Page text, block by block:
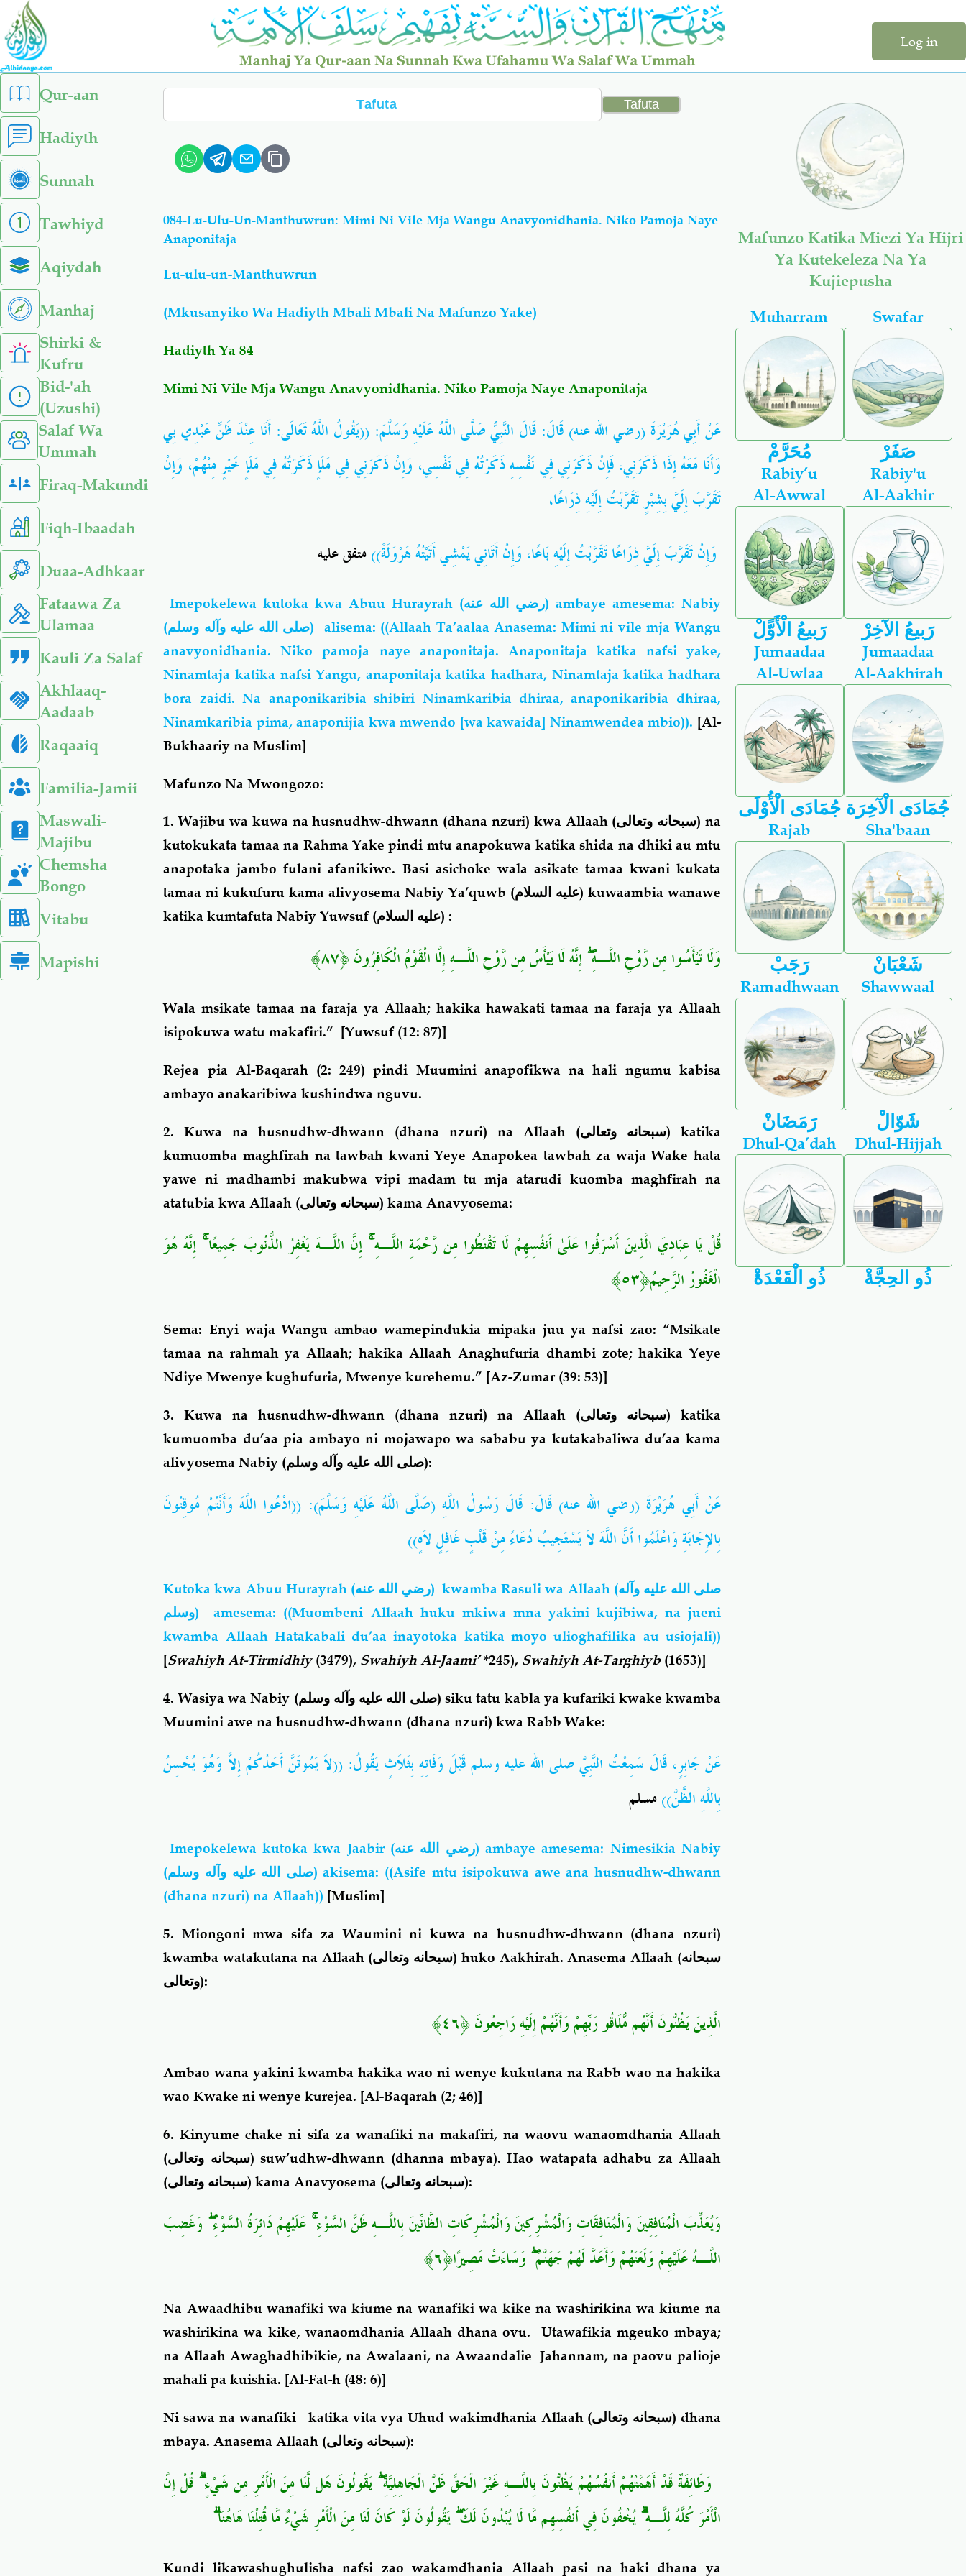
Skip
main
content
Log in
left
sidebar
menu
Qur-aan
Hadiyth
Sunnah
Tawhiyd
Aqiydah
Manhaj
Shirki &
Kufru
Bid-'ah
(Uzushi)
Salaf Wa
Ummah
Firaq-Makundi
Fiqh-Ibaadah
Duaa-Adhkaar
Fataawa Za
Ulamaa
Kauli Za Salaf
Akhlaaq-
Aadaab
Raqaaiq
Familia-Jamii
Maswali-
Majibu
Chemsha
Bongo
Vitabu
Mapishi
Search
084-Lu-Ulu-Un-Manthuwrun: Mimi Ni Vile Mja Wangu Anavyonidhania. Niko Pamoja Naye
Anaponitaja
Lu-ulu-un-Manthuwrun
(Mkusanyiko Wa Hadiyth Mbali Mbali Na Mafunzo Yake)
Hadiyth Ya 84
Mimi Ni Vile Mja Wangu Anavyonidhania. Niko Pamoja Naye Anaponitaja
عَنْ أَبِي هُرَيْرَةَ (رضي الله عنه) قَالَ: قَالَ النَّبِيُّ صَلَّى اللَّهُ عَلَيْهِ وَسَلَّمَ: ((يَقُولُ اللَّهُ تَعَالَى: أَنَا عِنْدَ ظَنِّ عَبْدِي بِي
وَأَنَا مَعَهُ إِذَا ذَكَرَنِي، فَإِنْ ذَكَرَنِي فِي نَفْسِهِ ذَكَرْتُهُ فِي نَفْسِي، وَإِنْ ذَكَرَنِي فِي مَلَإٍ ذَكَرْتُهُ فِي مَلَإٍ خَيْرٍ مِنْهُمْ، وَإِنْ
تَقَرَّبَ إِلَيَّ بِشِبْرٍ تَقَرَّبْتُ إِلَيْهِ ذِرَاعًا،
وَإِنْ تَقَرَّبَ إِلَيَّ ذِرَاعًا تَقَرَّبْتُ إِلَيْهِ بَاعًا، وَإِنْ أَتَانِي يَمْشِي أَتَيْتُهُ هَرْوَلَةً))متفق عليه
Imepokelewa kutoka kwa Abuu Hurayrah (رضي الله عنه) ambaye amesema: Nabiy
(صلى الله عليه وآله وسلم) alisema: ((Allaah Ta’aalaa Anasema: Mimi ni vile mja Wangu
anavyonidhania. Niko pamoja naye anaponitaja. Anaponitaja katika nafsi yake,
Ninamtaja katika nafsi Yangu, anaponitaja katika hadhara, Ninamtaja katika hadhara
bora zaidi. Na anaponikaribia shibiri Ninamkaribia dhiraa, anaponikaribia dhiraa,
Ninamkaribia pima, anaponijia kwa mwendo [wa kawaida] Ninamwendea mbio)). [Al-
Bukhaariy na Muslim]
Mafunzo Na Mwongozo:
1. Wajibu wa kuwa na husnudhw-dhwann (dhana nzuri) kwa Allaah (سبحانه وتعالى) na
kutokukata tamaa na Rahma Yake pindi mtu anapokuwa katika shida na dhiki au mtu
anapotaka jambo fulani afanikiwe. Basi asichoke wala asikate tamaa kwani kukata
tamaa ni kukufuru kama alivyosema Nabiy Ya’quwb
(عليه السلام) kuwaambia wanawe
katika kumtafuta Nabiy Yuwsuf
(عليه السلام) :
وَلَا تَيْأَسُوا مِن رَّوْحِ اللَّـهِ ۖ إِنَّهُ لَا يَيْأَسُ مِن رَّوْحِ اللَّـهِ إِلَّا الْقَوْمُ الْكَافِرُونَ ﴿٨٧﴾
Wala msikate tamaa na faraja ya Allaah; hakika hawakati tamaa na faraja ya Allaah
isipokuwa watu makafiri.” [Yuwsuf (12: 87)]
Rejea pia Al-Baqarah (2: 249) pindi Muumini anapofikwa na hali ngumu kabisa
ambayo anakaribiwa kushindwa nguvu.
2. Kuwa nahusnudhw-dhwann (dhana nzuri)na Allaah (سبحانه وتعالى) katika
kumuomba maghfirah na tawbah kwaniYeye Anapokea tawbah za waja Wake hata
yawe ni madhambi makubwa vipi madam tu mja atarudi kuomba maghfirah na
atatubia kwa Allaah (سبحانه وتعالى) kama Anavyosema:
قُلْ يَا عِبَادِيَ الَّذِينَ أَسْرَفُوا عَلَىٰ أَنفُسِهِمْ لَا تَقْنَطُوا مِن رَّحْمَةِ اللَّـهِ ۚ إِنَّ اللَّـهَ يَغْفِرُ الذُّنُوبَ جَمِيعًا ۚ إِنَّهُ هُوَ
الْغَفُورُ الرَّحِيمُ﴿٥٣﴾
Sema: Enyi waja Wangu ambao wamepindukia mipaka juu ya nafsi zao: “Msikate
tamaa na rahmah ya Allaah; hakika Allaah Anaghufuria dhambi zote; hakika Yeye
Ndiye Mwenye kughufuria, Mwenye kurehemu.” [Az-Zumar (39: 53)]
3. Kuwa na husnudhw-dhwann (dhana nzuri) na Allaah (سبحانه وتعالى) katika
kumuomba du’aa pia ambayo ni mojawapo wa sababu ya kutakabaliwa du’aa kama
alivyosema Nabiy (صلى الله عليه وآله وسلم):
عَنْ أَبِي هُرَيْرَةَ (رضي الله عنه) قَالَ: قَالَ رَسُولُ اللَّهِ (صَلَّى اللَّهُ عَلَيْهِ وَسَلَّمَ): ((ادْعُوا اللَّهَ وَأَنْتُمْ مُوقِنُونَ
بِالإِجَابَةِ وَاعْلَمُوا أَنَّ اللَّهَ لاَ يَسْتَجِيبُ دُعَاءً مِنْ قَلْبٍ غَافِلٍ لاَهٍ))
Kutoka kwa Abuu Hurayrah (رضي الله عنه) kwamba Rasuli wa Allaah (صلى الله عليه وآله
وسلم) amesema: ((Muombeni Allaah huku mkiwa mna yakini kujibiwa, na jueni
kwamba Allaah Hatakabali du’aa inayotoka katika moyo ulioghafilika au usiojali))
[Swahiyh At-Tirmidhiy(3479), Swahiyh Al-Jaami’*245), Swahiyh At-Targhiyb(1653)]
4.Wasiya wa Nabiy (صلى الله عليه وآله وسلم) siku tatu kabla ya kufariki kwake kwamba
Muumini awe na husnudhw-dhwann (dhana nzuri) kwa Rabb Wake:
عَنْ جَابِرٍ، قَالَ سَمِعْتُ النَّبِيَّ صلى الله عليه وسلم قَبْلَ وَفَاتِهِ بِثَلاَثٍ يَقُولُ: ((لاَ يَمُوتَنَّ أَحَدُكُمْ إِلاَّ وَهُوَ يُحْسِنُ
بِاللَّهِ الظَّنَّ))مسلم
Imepokelewa kutoka kwa Jaabir (رضي الله عنه) ambaye amesema: Nimesikia Nabiy
(صلى الله عليه وآله وسلم) akisema: ((Asife mtu isipokuwa awe ana husnudhw-dhwann
(dhana nzuri) na Allaah)) [Muslim]
5. Miongoni mwa sifa za Waumini ni kuwa na husnudhw-dhwann (dhana nzuri)
kwamba watakutana na Allaah (سبحانه وتعالى) huko Aakhirah. Anasema Allaah (سبحانه
وتعالى):
الَّذِينَ يَظُنُّونَ أَنَّهُم مُّلَاقُو رَبِّهِمْ وَأَنَّهُمْ إِلَيْهِ رَاجِعُونَ ﴿٤٦﴾
Ambao wana yakini kwamba hakika wao ni wenye kukutana na Rabb wao na hakika
wao Kwake ni wenye kurejea. [Al-Baqarah (2; 46)]
6. Kinyume chake ni sifa za wanafiki na makafiri, na waovu wanaomdhania Allaah
(سبحانه وتعالى) suw’udhw-dhwann (dhanna mbaya). Hao watapata adhabu za Allaah
(سبحانه وتعالى) kama Anavyosema (سبحانه وتعالى):
وَيُعَذِّبَ الْمُنَافِقِينَ وَالْمُنَافِقَاتِ وَالْمُشْرِكِينَ وَالْمُشْرِكَاتِ الظَّانِّينَ بِاللَّـهِ ظَنَّ السَّوْءِۚ عَلَيْهِمْ دَائِرَةُ السَّوْءِۖ وَغَضِبَ
اللَّـهُ عَلَيْهِمْ وَلَعَنَهُمْ وَأَعَدَّ لَهُمْ جَهَنَّمَۖ وَسَاءَتْ مَصِيرًا﴿٦﴾
Na Awaadhibu wanafiki wa kiume na wanafiki wa kike na washirikina wa kiume na
washirikina wa kike, wanaomdhania Allaah dhana ovu. Utawafikia mgeuko mbaya;
na Allaah Awaghadhibikie, na Awalaani, na Awaandalie Jahannam, na paovu palioje
mahali pa kuishia. [Al-Fat-h (48: 6)]
Ni sawa na wanafiki katika vita vya Uhud wakimdhania Allaah (سبحانه وتعالى) dhana
mbaya. Anasema Allaah (سبحانه وتعالى):
وَطَائِفَةٌ قَدْ أَهَمَّتْهُمْ أَنفُسُهُمْ يَظُنُّونَ بِاللَّـهِ غَيْرَ الْحَقِّ ظَنَّ الْجَاهِلِيَّةِ ۖ يَقُولُونَ هَل لَّنَا مِنَ الْأَمْرِ مِن شَيْءٍ ۗ قُلْ إِنَّ
الْأَمْرَ كُلَّهُ لِلَّـهِ ۗ يُخْفُونَ فِي أَنفُسِهِم مَّا لَا يُبْدُونَ لَكَ ۖ يَقُولُونَ لَوْ كَانَ لَنَا مِنَ الْأَمْرِ شَيْءٌ مَّا قُتِلْنَا هَاهُنَا ۗ
Kundi likawashughulisha nafsi zao wakamdhania Allaah pasi na haki dhana ya
Mafunzo Katika Miezi Ya Hijri
Ya Kutekeleza Na Ya
Kujiepusha
Muharram
مُحَرَّمْ
Swafar
صَفَرْ
Rabiy’u
Al-Awwal
رَبيعُ الْأَوًّلْ
Rabiy'u
Al-Aakhir
رَبيعُ الآخِرْ
Jumaadaa
Al-Uwlaa
جُمَادَى الْأُوْلَى
Jumaadaa
Al-Aakhirah
جُمَادَى الْآخِرَة
Rajab
رَجَبْ
Sha'baan
شَعْبَانْ
Ramadhwaan
رَمَضَانْ
Shawwaal
شَوّالْ
Dhul-Qa’dah
ذُو الْقَعْدَةْ
Dhul-Hijjah
ذُو الحِجَّةْ